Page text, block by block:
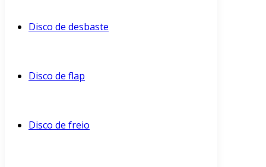
Disco de desbaste
Disco de flap
Disco de freio